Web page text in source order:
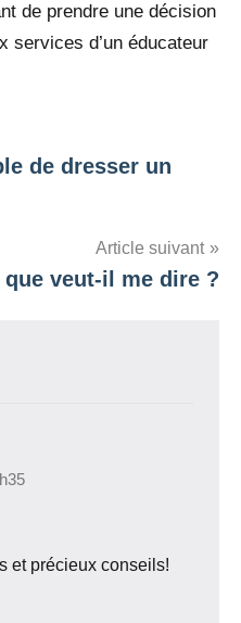
de prendre une décision
services d’un éducateur
de dresser un
Article suivant
veut-il me dire ?
et précieux conseils!